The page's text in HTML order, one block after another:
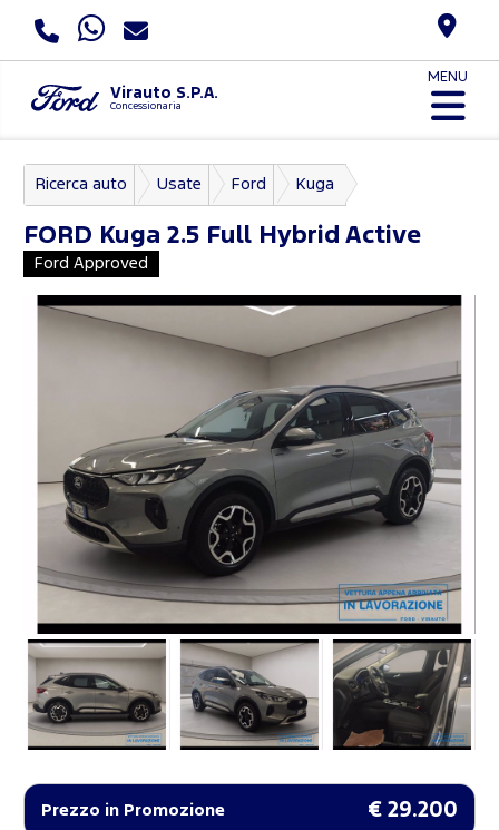
Virauto S.P.A.
Concessionaria
MENU
Ricerca auto Usate Ford Kuga
FORD Kuga 2.5 Full Hybrid Active
Ford Approved
Prezzo in Promozione € 29.200